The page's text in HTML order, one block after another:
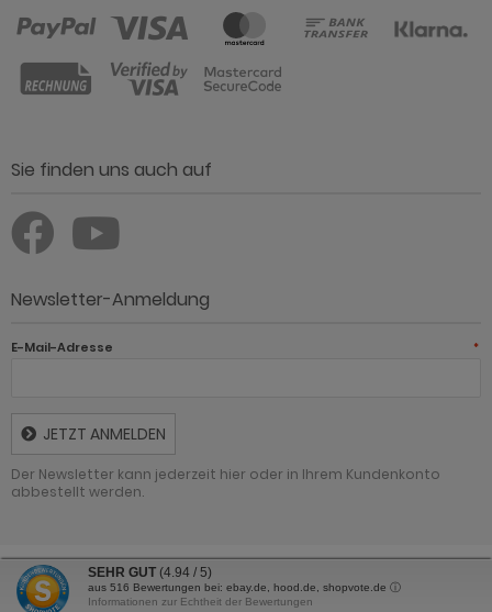
Sie finden uns auch auf
Newsletter-Anmeldung
E-Mail-Adresse *
JETZT ANMELDEN
Der Newsletter kann jederzeit hier oder in Ihrem Kundenkonto
abbestellt werden.
Günstig Einrichten - Möbel online kaufen und sparen © 2026 | Template ©
2009-2026 by Günstig Einrichten - Möbel online kaufen und sparen
SEHR GUT (4.94 / 5)
aus 516 Bewertungen bei: ebay.de, hood.de, shopvote.de ⓘ
Informationen zur Echtheit der Bewertungen